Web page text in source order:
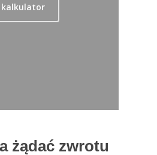
kalkulator
żądać zwrotu